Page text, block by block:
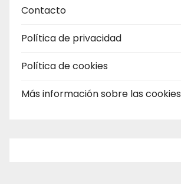
Contacto
Política de privacidad
Política de cookies
Más información sobre las cookies